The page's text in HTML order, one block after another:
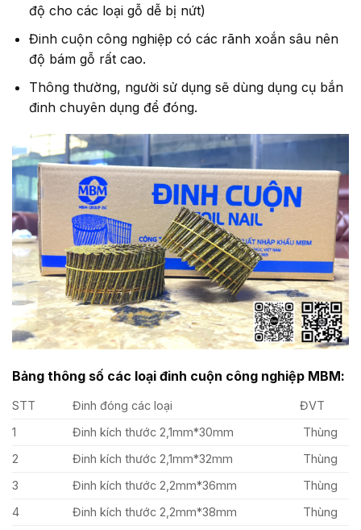
độ cho các loại gỗ dễ bị nứt)
Đinh cuộn công nghiệp có các rãnh xoắn sâu nên
độ bám gỗ rất cao.
Thông thường, người sử dụng sẽ dùng dụng cụ bắn
đinh chuyên dụng để đóng.
Bảng thông số các loại đinh cuộn công nghiệp MBM:
STT Đinh đóng các loại
ĐVT
1
Đinh kích thước 2,1mm*30mm
Thùng
2
Đinh kích thước 2,1mm*32mm
Thùng
3
Đinh kích thước 2,2mm*36mm
Thùng
4
Đinh kích thước 2,2mm*38mm
Thùng